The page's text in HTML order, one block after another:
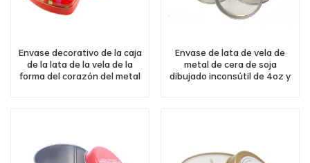
Envase decorativo de la caja
de la lata de la vela de la
forma del corazón del metal
Envase de lata de vela de
metal de cera de soja
dibujado inconsútil de 4oz y